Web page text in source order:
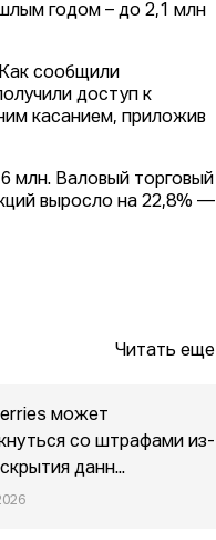
годом – до 2,1 млн
сообщили
доступ к
касанием, приложив
млн. Валовый торговый
выросло на 22,8% —
Читать еще
может
со штрафами из-
данн...